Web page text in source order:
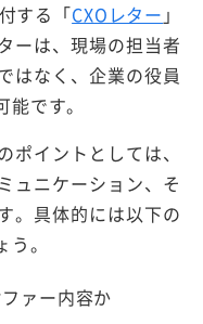
する「CXOレター 」
ーは、現場の担当者
はなく、企業の役員
です。
ポイントとしては、
ュニケーション、そ
。具体的には以下の
。
ァー内容か